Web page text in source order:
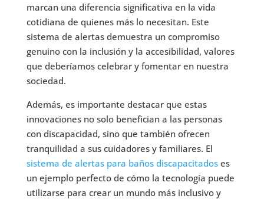
marcan una diferencia significativa en la vida
cotidiana de quienes más lo necesitan. Este
sistema de alertas demuestra un compromiso
genuino con la inclusión y la accesibilidad, valores
que deberíamos celebrar y fomentar en nuestra
sociedad.
Además, es importante destacar que estas
innovaciones no solo benefician a las personas
con discapacidad, sino que también ofrecen
tranquilidad a sus cuidadores y familiares. El
sistema de alertas para baños discapacitadoses
un ejemplo perfecto de cómo la tecnología puede
utilizarse para crear un mundo más inclusivo y